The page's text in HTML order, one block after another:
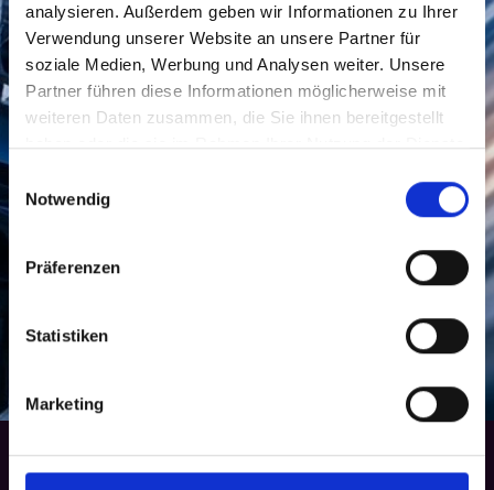
analysieren. Außerdem geben wir Informationen zu Ihrer
Verwendung unserer Website an unsere Partner für
soziale Medien, Werbung und Analysen weiter. Unsere
Partner führen diese Informationen möglicherweise mit
weiteren Daten zusammen, die Sie ihnen bereitgestellt
haben oder die sie im Rahmen Ihrer Nutzung der Dienste
Notwendig
Präferenzen
Statistiken
Marketing